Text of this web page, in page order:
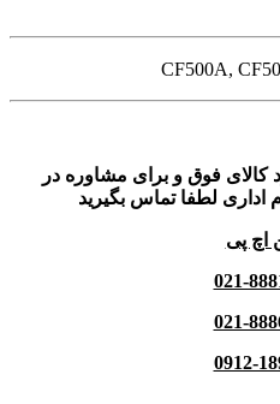
کالای فوق و برای مشاوره در
لطفا تماس بگیرید
اچ پی
021-
021-
0912-